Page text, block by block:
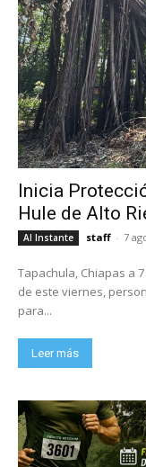
Inicia
Hule de Alto
Al Instante staff - 7
Tapachula, Chiapas a
de este viernes,
para...
Leer más